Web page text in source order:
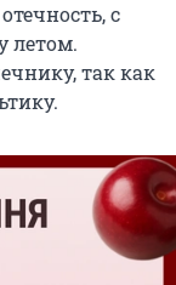
с
летом.
так как